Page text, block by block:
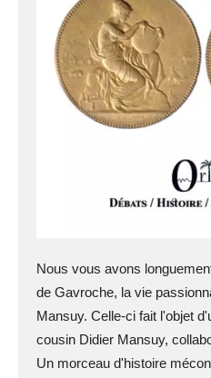
Nous vous avons
de Gavroche, la vie
Mansuy. Celle-ci fait l'objet
cousin Didier Mansuy,
Un morceau d'histoire